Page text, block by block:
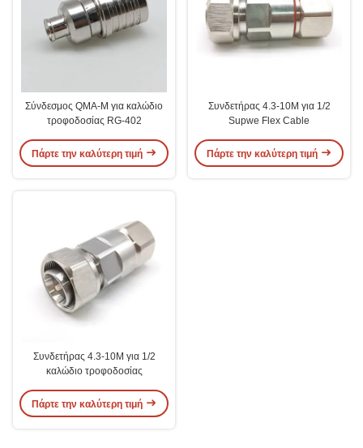
Σύνδεσμος QMA-M για καλώδιο
τροφοδοσίας RG-402
Πάρτε την καλύτερη τιμή
Συνδετήρας 4.3-10M για 1/2
Supwe Flex Cable
Πάρτε την καλύτερη τιμή
Συνδετήρας 4.3-10M για 1/2
καλώδιο τροφοδοσίας
Πάρτε την καλύτερη τιμή